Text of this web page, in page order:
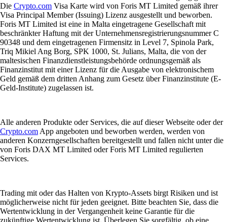
Die Crypto.com Visa Karte wird von Foris MT Limited gemäß ihrer
Visa Principal Member (Issuing) Lizenz ausgestellt und beworben.
Foris MT Limited ist eine in Malta eingetragene Gesellschaft mit
beschränkter Haftung mit der Unternehmensregistrierungsnummer C
90348 und dem eingetragenen Firmensitz in Level 7, Spinola Park,
Triq Mikiel Ang Borg, SPK 1000, St. Julians, Malta, die von der
maltesischen Finanzdienstleistungsbehörde ordnungsgemäß als
Finanzinstitut mit einer Lizenz für die Ausgabe von elektronischem
Geld gemäß dem dritten Anhang zum Gesetz über Finanzinstitute (E-
Geld-Institute) zugelassen ist.
Alle anderen Produkte oder Services, die auf dieser Webseite oder der
Crypto.com App angeboten und beworben werden, werden von
anderen Konzerngesellschaften bereitgestellt und fallen nicht unter die
von Foris DAX MT Limited oder Foris MT Limited regulierten
Services.
Trading mit oder das Halten von Krypto-Assets birgt Risiken und ist
möglicherweise nicht für jeden geeignet. Bitte beachten Sie, dass die
Wertentwicklung in der Vergangenheit keine Garantie für die